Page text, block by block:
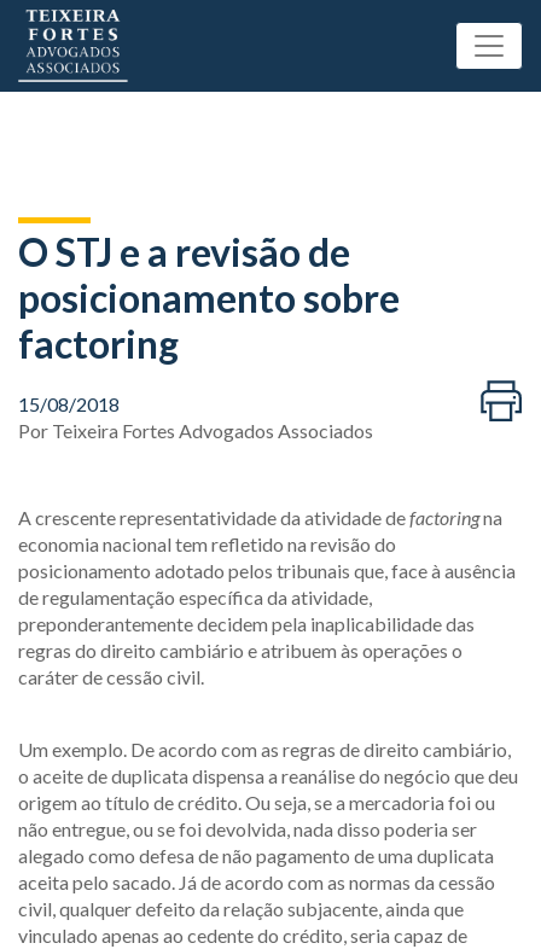
O STJ e a revisão de
posicionamento sobre
factoring
15/08/2018
Por Teixeira Fortes Advogados Associados
A crescente representatividade da atividade defactoringna
economia nacional tem refletido na revisão do
posicionamento adotado pelos tribunais que, face à ausência
de regulamentação específica da atividade,
preponderantemente decidem pela inaplicabilidade das
regras do direito cambiário e atribuem às operações o
caráter de cessão civil.
Um exemplo. De acordo com as regras de direito cambiário,
o aceite de duplicata dispensa a reanálise do negócio que deu
origem ao título de crédito. Ou seja, se a mercadoria foi ou
não entregue, ou se foi devolvida, nada disso poderia ser
alegado como defesa de não pagamento de uma duplicata
aceita pelo sacado. Já de acordo com as normas da cessão
civil, qualquer defeito da relação subjacente, ainda que
vinculado apenas ao cedente do crédito, seria capaz de